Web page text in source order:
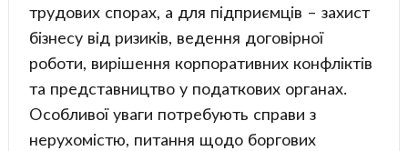
трудових спорах, а для підприємців – захист
бізнесу від ризиків, ведення договірної
роботи, вирішення корпоративних конфліктів
та представництво у податкових органах.
Особливої уваги потребують справи з
нерухомістю, питання щодо боргових